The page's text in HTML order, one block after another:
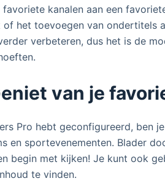
kanalen aan een
het toevoegen van ondertitels
verbeteren, dus het is de
van je
Pro hebt geconfigureerd, ben
en sportevenementen. Blader
begin met kijken! Je kunt ook
te vinden.